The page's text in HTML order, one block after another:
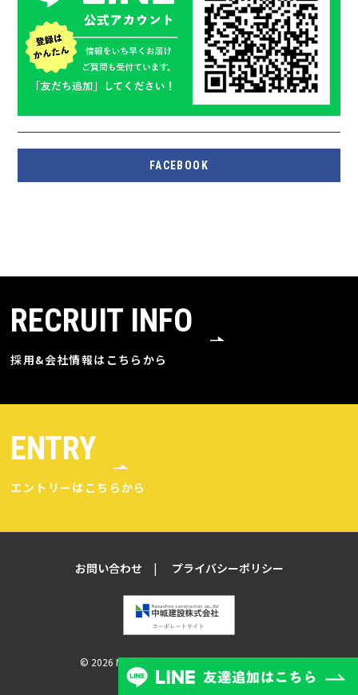
FACEBOOK
RECRUIT INFO
採用&会社情報はこちらから
ENTRY
エントリーはこちらから
お問い合わせ プライバシーポリシー
© 2026 NAKASHIRO CONSTRUCTION Co., ltd.